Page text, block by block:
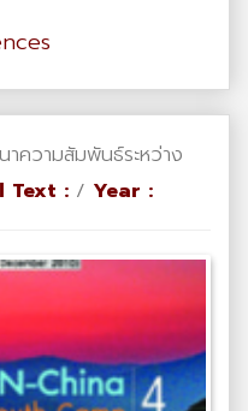
ความสัมพันธ์ระหว่าง
Text : / Year :